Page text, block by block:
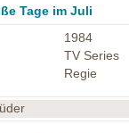
Tage im Juli
1984
TV Series
Regie